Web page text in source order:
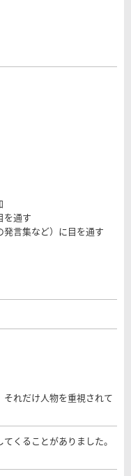
を通す
発言集など）に目を通す
れだけ人物を重視されて
くることがありました。